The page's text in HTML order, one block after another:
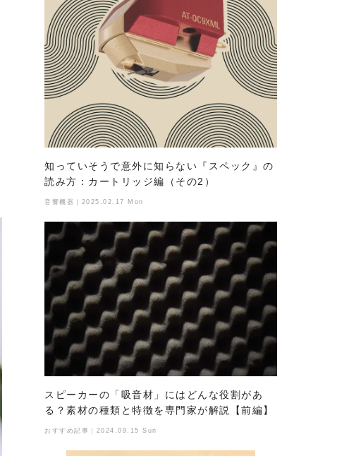
知っていそうで意外に知らない『スペック』の
読み方：カートリッジ編（その2）
音響機器｜2025.02.17 Mon
スピーカーの「吸音材」にはどんな役割があ
る？素材の種類と特徴を専門家が解説【前編】
おすすめ記事｜2024.09.15 Sun